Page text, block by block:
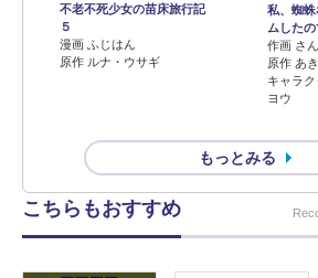
不老不死少女の苗床旅行記
５
漫画 ふじはん
原作 ルナ・ウサギ
私、蜘
ムした
作画 さ
原作 あ
キャラ
ヨウ
もっとみる
こちらもおすすめ